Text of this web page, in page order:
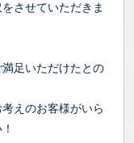
させていただきま
足いただけたとの
えのお客様がいら